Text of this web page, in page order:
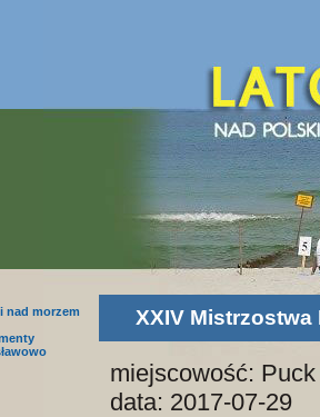
nad morzem
XXIV
miejscowość: Puck
data: 2017-07-29